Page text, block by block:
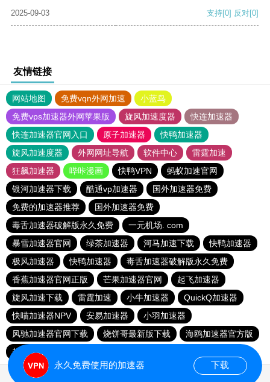
2025-09-03
支持[0] 反对[0]
友情链接
网站地图 免费vqn外网加速
小蓝鸟
免费vps加速器外网苹果版
旋风加速度器
快连加速器
快连加速器官网入口
原子加速器
快鸭加速器
旋风加速度器
外网网址导航 软件中心
雷霆加速
狂飙加速器
哔咔漫画 快鸭VPN
蚂蚁加速官网
银河加速器下载
酷通vp加速器
国外加速器免费
免费的加速器推荐
国外加速器免费
毒舌加速器破解版永久免费
一元机场. com
暴雪加速器官网
绿茶加速器 河马加速下载
快鸭加速器
极风加速器
快鸭加速器
毒舌加速器破解版永久免费
香蕉加速器官网正版
芒果加速器官网
起飞加速器
旋风加速下载
雷霆加速 小牛加速器
QuickQ加速器
快喵加速器NPV
安易加速器
小羽加速器
风驰加速器官网下载
烧饼哥最新版下载
海鸥加速器官方版
起飞加速器
永久免费使用的加速器 下载